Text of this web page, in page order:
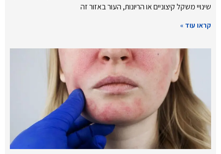
שינויי משקל קיצוניים או הריונות, העור באזור זה
קראו עוד »